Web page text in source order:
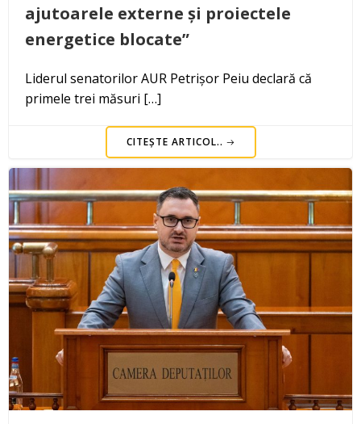
ajutoarele externe și proiectele
energetice blocate”
Liderul senatorilor AUR Petrișor Peiu declară că
primele trei măsuri […]
CITEȘTE ARTICOL..